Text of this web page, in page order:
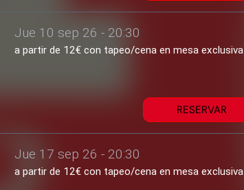
Jue 10 sep 26 - 20:30
a partir de 12€ con tapeo/cena en mesa exclusiva
RESERVAR
Jue 17 sep 26 - 20:30
a partir de 12€ con tapeo/cena en mesa exclusiva